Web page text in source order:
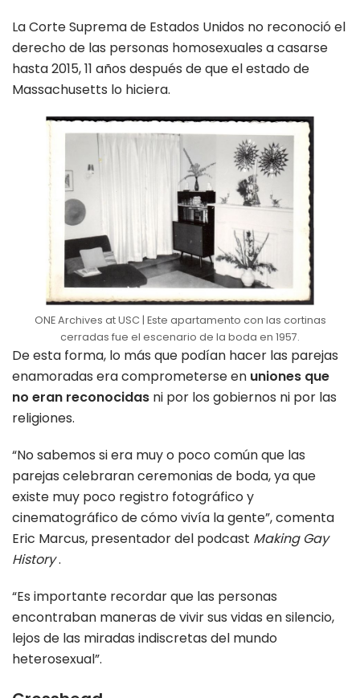
La Corte Suprema de Estados Unidos no reconoció el
derecho de las personas homosexuales a casarse
hasta 2015, 11 años después de que el estado de
Massachusetts lo hiciera.
ONE Archives at USC | Este apartamento con las cortinas
cerradas fue el escenario de la boda en 1957.
De esta forma, lo más que podían hacer las parejas
enamoradas era comprometerse en uniones que
no eran reconocidas ni por los gobiernos ni por las
religiones.
“No sabemos si era muy o poco común que las
parejas celebraran ceremonias de boda, ya que
existe muy poco registro fotográfico y
cinematográfico de cómo vivía la gente”, comenta
Eric Marcus, presentador del podcast Making Gay
History.
“Es importante recordar que las personas
encontraban maneras de vivir sus vidas en silencio,
lejos de las miradas indiscretas del mundo
heterosexual”.